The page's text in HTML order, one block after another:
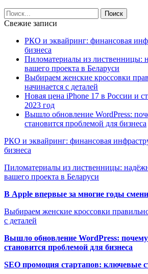
Свежие записи
РКО и эквайринг: финансовая
бизнеса
Пиломатериалы из лиственницы:
вашего проекта в Беларуси
Выбираем женские кроссовки
начинается с деталей
Новая цена iPhone 17 в России и
2023 год
Вышло обновление WordPress:
становится проблемой для бизнеса
РКО и эквайринг: финансовая
бизнеса
Пиломатериалы из лиственницы:
вашего проекта в Беларуси
В Apple впервые за многие годы
Выбираем женские кроссовки
с деталей
Вышло обновление WordPress:
становится проблемой для бизнеса
SEO промоция стартапов: ключевые